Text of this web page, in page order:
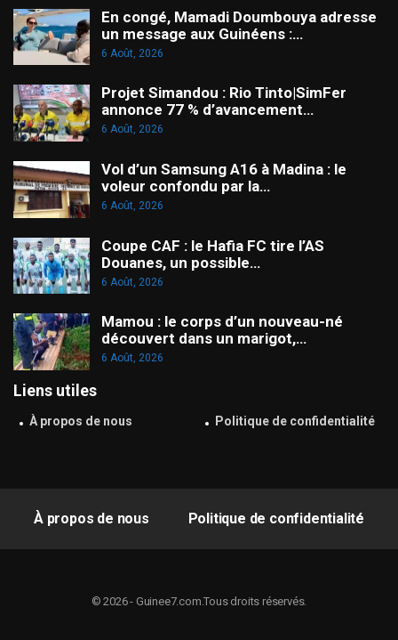
En congé, Mamadi Doumbouya adresse
un message aux Guinéens :…
6 Août, 2026
Projet Simandou : Rio Tinto|SimFer
annonce 77 % d’avancement…
6 Août, 2026
Vol d’un Samsung A16 à Madina : le
voleur confondu par la…
6 Août, 2026
Coupe CAF : le Hafia FC tire l’AS
Douanes, un possible…
6 Août, 2026
Mamou : le corps d’un nouveau-né
découvert dans un marigot,…
6 Août, 2026
Liens utiles
À propos de nous Politique de confidentialité
À propos de nous Politique de confidentialité
© 2026 - Guinee7.com.Tous droits réservés.